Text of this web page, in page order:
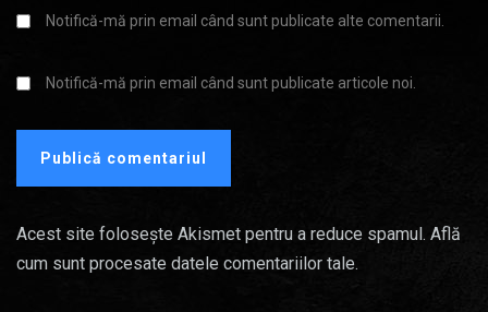
Notifică-mă prin email când sunt publicate alte comentarii.
Notifică-mă prin email când sunt publicate articole noi.
Acest site folosește Akismet pentru a reduce spamul. Află
cum sunt procesate datele comentariilor tale.